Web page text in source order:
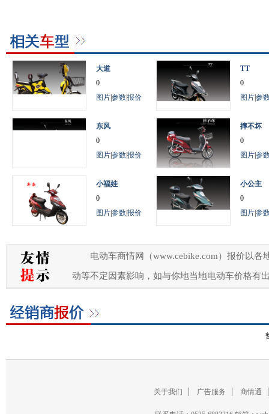
大道
0
图片参数报价
TT
0
图片参
东风
0
图片参数报价
摔不坏
0
图片参
小福娃
0
图片参数报价
小公主
0
图片参
电动车商情网（www.cebike.com）报价以
动等不定因素影响，如与你地当地电动车价格有
关于我们 广告服务 商情通